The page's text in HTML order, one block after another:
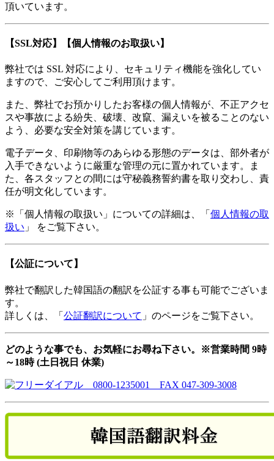
頂いています。
【SSL対応】【個人情報のお取扱い】
弊社では SSL 対応により、セキュリティ機能を強化してい
ますので、ご安心してご利用頂けます。
また、弊社でお預かりしたお客様の個人情報が、不正アクセ
スや事故による紛失、破壊、改竄、漏えいを被ることのない
よう、必要な安全対策を講じています。
電子データ、印刷物等のあらゆる形態のデータは、部外者が
入手できないように厳重な管理の元に置かれています。ま
た、各スタッフとの間には守秘義務誓約書を取り交わし、責
任が明文化しています。
※「個人情報の取扱い」についての詳細は、 「 個人情報の取
扱い 」 をご覧下さい。
【公証について】
弊社で翻訳した韓国語の翻訳を公証する事も可能でございま
す。
詳しくは、「 公証翻訳について 」のページをご覧下さい。
どのような事でも、お気軽にお尋ね下さい。※営業時間 9時
～18時 (土日祝日 休業)